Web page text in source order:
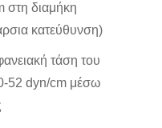
στη διαμήκη
κατεύθυνση)
τάση του
52 dyn/cm μέσω